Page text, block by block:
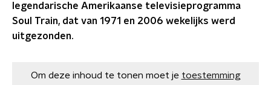
legendarische Amerikaanse televisieprogramma
Soul Train, dat van 1971 en 2006 wekelijks werd
uitgezonden.
Om deze inhoud te tonen moet je toestemming